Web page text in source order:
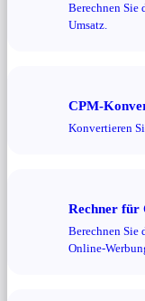
Berechnen Sie
Umsatz.
CPM-
Konvertieren
Rechner für
Berechnen Sie
Online-